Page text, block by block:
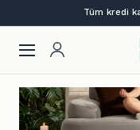
Lansmana